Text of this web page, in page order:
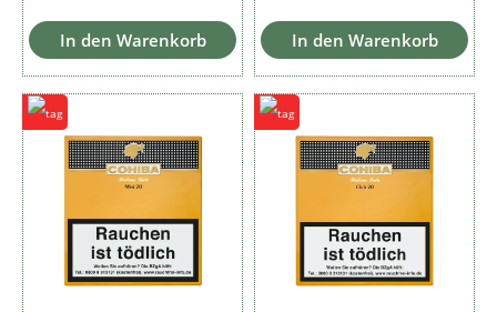
In den Warenkorb In den Warenkorb